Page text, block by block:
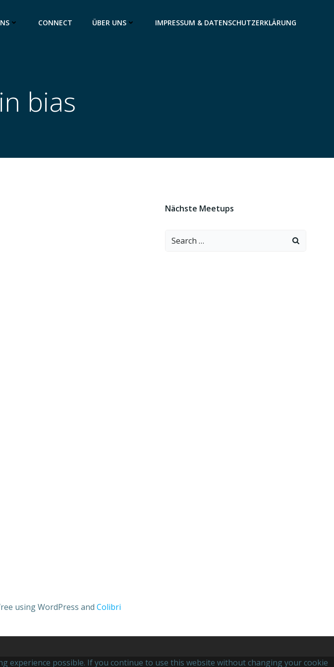
CONNECT ÜBER UNS IMPRESSUM & DATENSCHUTZERKLÄRUNG
bias
Nächste Meetups
Search
using WordPress and Colibri
experience possible. If you continue to use this website without changing your cookie